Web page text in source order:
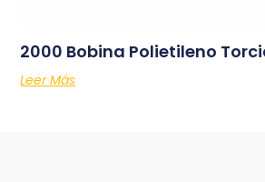
2000 Bobina Polietileno
Leer Más